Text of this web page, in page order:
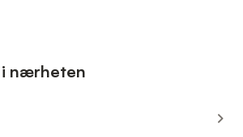
i nærheten